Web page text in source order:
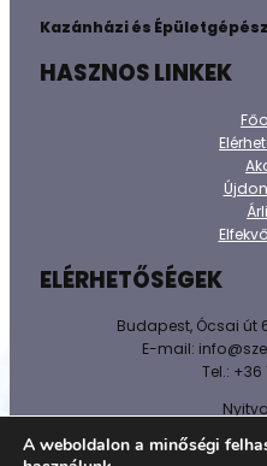
Kazánházi és
HASZNOS LINKEK
ELÉRHETŐSÉGEK
Budapest, Ócsai út
E-mail:
Tel.: +36
Sz-
A weboldalon a minőségi